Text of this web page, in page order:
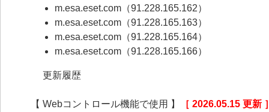
m.esa.eset.com（91.228.165.162）
m.esa.eset.com（91.228.165.163）
m.esa.eset.com（91.228.165.164）
m.esa.eset.com（91.228.165.166）
更新履歴
【 Webコントロール機能で使用 】 ［ 2026.05.15 更新